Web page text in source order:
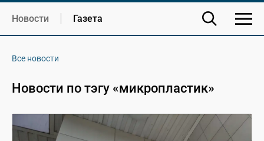
Новости Газета
Все новости
Новости по тэгу «микропластик»